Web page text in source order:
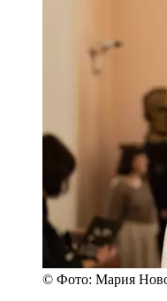
© Фото: Мария